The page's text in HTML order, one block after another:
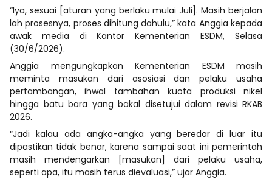
“Iya, sesuai [aturan yang berlaku mulai Juli]. Masih berjalan
lah prosesnya, proses dihitung dahulu,” kata Anggia kepada
awak media di Kantor Kementerian ESDM, Selasa
(30/6/2026).
Anggia mengungkapkan Kementerian ESDM masih
meminta masukan dari asosiasi dan pelaku usaha
pertambangan, ihwal tambahan kuota produksi nikel
hingga batu bara yang bakal disetujui dalam revisi RKAB
2026.
“Jadi kalau ada angka-angka yang beredar di luar itu
dipastikan tidak benar, karena sampai saat ini pemerintah
masih mendengarkan [masukan] dari pelaku usaha,
seperti apa, itu masih terus dievaluasi,” ujar Anggia.